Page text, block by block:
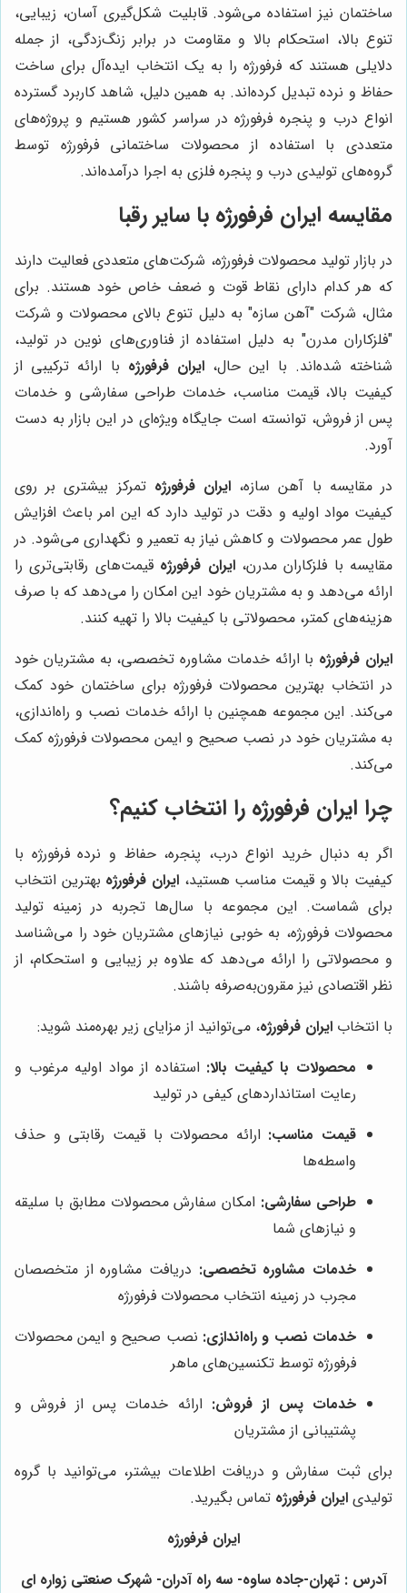
ساختمان نیز استفاده می‌شود. قابلیت شکل‌گیری آسان، زیبایی،
تنوع بالا، استحکام بالا و مقاومت در برابر زنگ‌زدگی، از جمله
دلایلی هستند که فرفورژه را به یک انتخاب ایده‌آل برای ساخت
حفاظ و نرده تبدیل کرده‌اند. به همین دلیل، شاهد کاربرد گسترده
انواع درب و پنجره فرفورژه در سراسر کشور هستیم و پروژه‌های
متعددی با استفاده از محصولات ساختمانی فرفورژه توسط
گروه‌های تولیدی درب و پنجره فلزی به اجرا درآمده‌اند.
مقایسه ایران فرفورژه با سایر رقبا
در بازار تولید محصولات فرفورژه، شرکت‌های متعددی فعالیت دارند
که هر کدام دارای نقاط قوت و ضعف خاص خود هستند. برای
مثال، شرکت "آهن سازه" به دلیل تنوع بالای محصولات و شرکت
"فلزکاران مدرن" به دلیل استفاده از فناوری‌های نوین در تولید،
شناخته شده‌اند. با این حال، ایران فرفورژه با ارائه ترکیبی از
کیفیت بالا، قیمت مناسب، خدمات طراحی سفارشی و خدمات
پس از فروش، توانسته است جایگاه ویژه‌ای در این بازار به دست
آورد.
در مقایسه با آهن سازه، ایران فرفورژه تمرکز بیشتری بر روی
کیفیت مواد اولیه و دقت در تولید دارد که این امر باعث افزایش
طول عمر محصولات و کاهش نیاز به تعمیر و نگهداری می‌شود. در
مقایسه با فلزکاران مدرن،ایران فرفورژه قیمت‌های رقابتی‌تری را
ارائه می‌دهد و به مشتریان خود این امکان را می‌دهد که با صرف
هزینه‌های کمتر، محصولاتی با کیفیت بالا را تهیه کنند.
ایران فرفورژه با ارائه خدمات مشاوره تخصصی، به مشتریان خود
در انتخاب بهترین محصولات فرفورژه برای ساختمان خود کمک
می‌کند. این مجموعه همچنین با ارائه خدمات نصب و راه‌اندازی،
به مشتریان خود در نصب صحیح و ایمن محصولات فرفورژه کمک
می‌کند.
چرا ایران فرفورژه را انتخاب کنیم؟
اگر به دنبال خرید انواع درب، پنجره، حفاظ و نرده فرفورژه با
کیفیت بالا و قیمت مناسب هستید، ایران فرفورژه بهترین انتخاب
برای شماست. این مجموعه با سال‌ها تجربه در زمینه تولید
محصولات فرفورژه، به خوبی نیازهای مشتریان خود را می‌شناسد
و محصولاتی را ارائه می‌دهد که علاوه بر زیبایی و استحکام، از
نظر اقتصادی نیز مقرون‌به‌صرفه باشند.
با انتخاب ایران فرفورژه، می‌توانید از مزایای زیر بهره‌مند شوید:
محصولات با کیفیت بالا: استفاده از مواد اولیه مرغوب و
رعایت استانداردهای کیفی در تولید
قیمت مناسب: ارائه محصولات با قیمت رقابتی و حذف
واسطه‌ها
طراحی سفارشی: امکان سفارش محصولات مطابق با سلیقه
و نیازهای شما
خدمات مشاوره تخصصی: دریافت مشاوره از متخصصان
مجرب در زمینه انتخاب محصولات فرفورژه
خدمات نصب و راه‌اندازی: نصب صحیح و ایمن محصولات
فرفورژه توسط تکنسین‌های ماهر
خدمات پس از فروش: ارائه خدمات پس از فروش و
پشتیبانی از مشتریان
برای ثبت سفارش و دریافت اطلاعات بیشتر، می‌توانید با گروه
تولیدی ایران فرفورژه تماس بگیرید.
ایران فرفورژه
آدرس : تهران-جاده ساوه- سه راه آدران- شهرک صنعتی زواره ای